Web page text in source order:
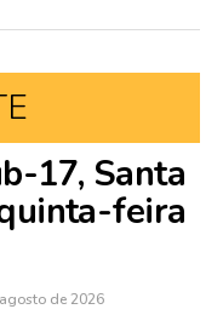
17, Santa
feira
de 2026